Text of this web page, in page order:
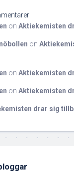
on Aktiekemisten
on
on Aktiekemisten
on Aktiekemisten
drar sig